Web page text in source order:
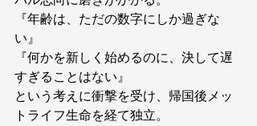
『年齢は、ただの数字にしか過ぎな
い』
『何かを新しく始めるのに、決して遅
すぎることはない』
という考えに衝撃を受け、帰国後メッ
トライフ生命を経て独立。